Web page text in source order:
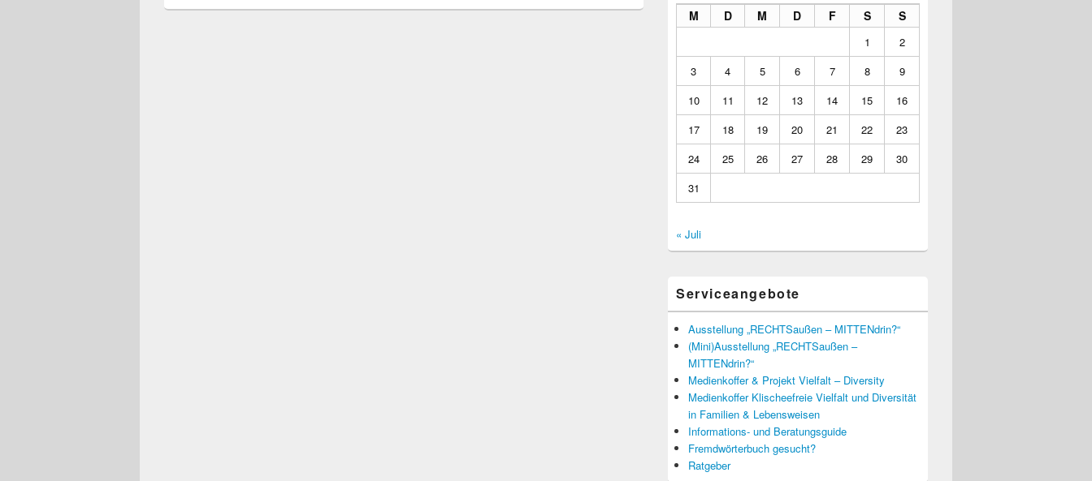
M D M D F S S
1
2
3
4 5 6 7 8
9
10
11 12 13 14 15
16
17
18 19 20 21 22
23
24
25 26 27 28 29
30
31
« Juli
Serviceangebote
Ausstellung „RECHTSaußen – MITTENdrin?“
(Mini)Ausstellung „RECHTSaußen –
MITTENdrin?“
Medienkoffer & Projekt Vielfalt – Diversity
Medienkoffer Klischeefreie Vielfalt und Diversität
in Familien & Lebensweisen
Informations- und Beratungsguide
Fremdwörterbuch gesucht?
Ratgeber